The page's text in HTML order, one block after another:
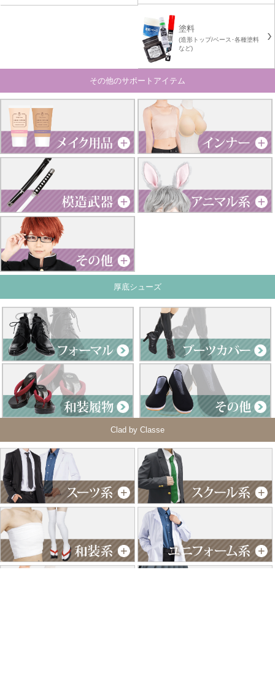
塗料
(造形トップ/ベース･各種塗料
など)
その他のサポートアイテム
厚底シューズ
Clad by Classe